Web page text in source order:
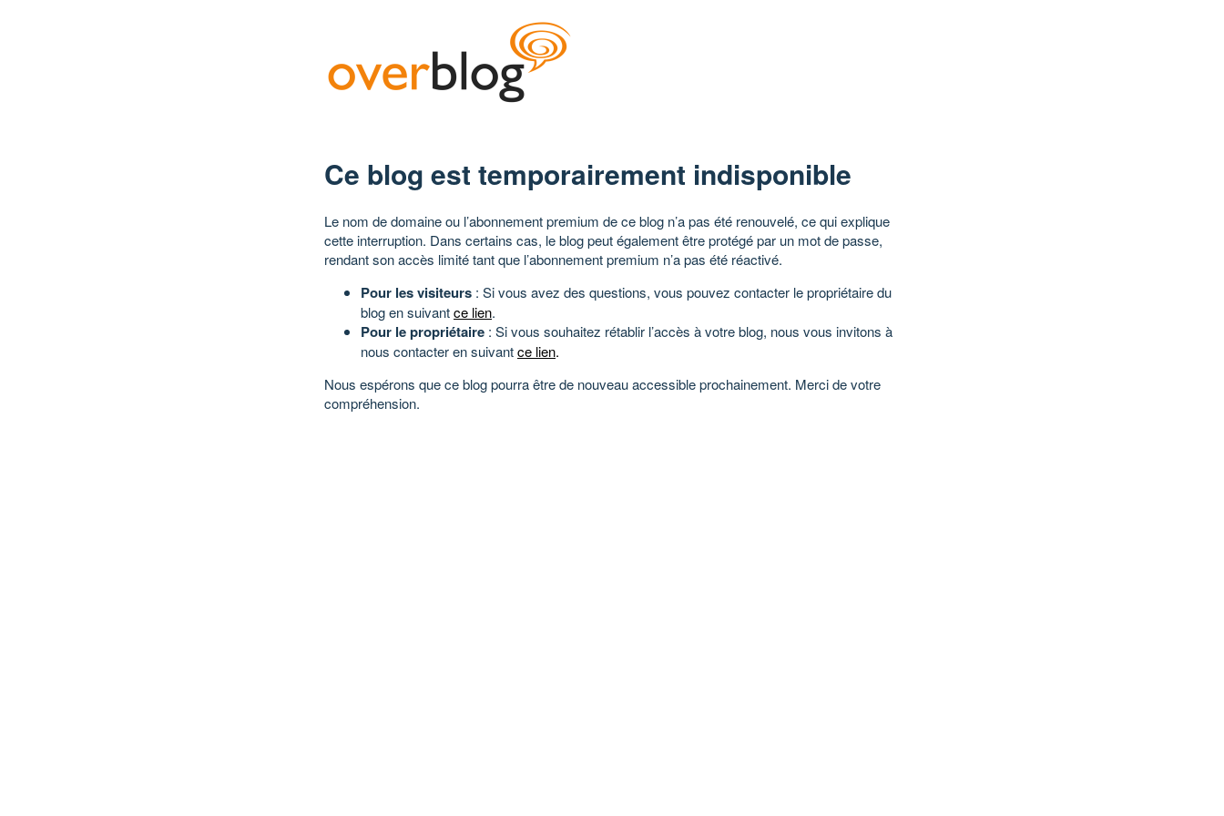
Ce blog est temporairement indisponible
Le nom de domaine ou l’abonnement premium de ce blog n’a pas été renouvelé, ce qui explique
cette interruption. Dans certains cas, le blog peut également être protégé par un mot de passe,
rendant son accès limité tant que l’abonnement premium n’a pas été réactivé.
Pour les visiteurs : Si vous avez des questions, vous pouvez contacter le propriétaire du
blog en suivantce lien.
Pour le propriétaire : Si vous souhaitez rétablir l’accès à votre blog, nous vous invitons à
nous contacter en suivantce lien.
Nous espérons que ce blog pourra être de nouveau accessible prochainement. Merci de votre
compréhension.